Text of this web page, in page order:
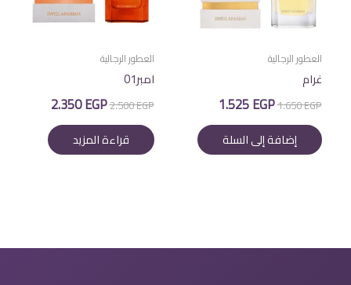
العطور الرجالية
غرام
1.650EGP السعر
الأصلي
هو:
1.650 EGP.
1.525EGP
هو:
1.525 EGP. إضافة إلى السلة
العطور الرجالية
امبر01
2.500EGP السعر
الأصلي
هو:
2.500 EGP.
2.350EGP
هو:
2.350 EGP. قراءة المزيد